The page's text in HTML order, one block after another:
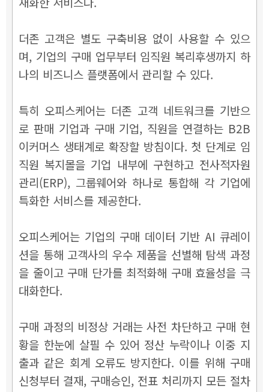
더존 고객은 별도 구축비용 없이 사용할 수 있으
며, 기업의 구매 업무부터 임직원 복리후생까지 하
나의 비즈니스 플랫폼에서 관리할 수 있다.
특히 오피스케어는 더존 고객 네트워크를 기반으
로 판매 기업과 구매 기업, 직원을 연결하는 B2B
이커머스 생태계로 확장할 방침이다. 첫 단계로 임
직원 복지몰을 기업 내부에 구현하고 전사적자원
관리(ERP), 그룹웨어와 하나로 통합해 각 기업에
특화한 서비스를 제공한다.
오피스케어는 기업의 구매 데이터 기반 AI 큐레이
션을 통해 고객사의 우수 제품을 선별해 탐색 과정
을 줄이고 구매 단가를 최적화해 구매 효율성을 극
대화한다.
구매 과정의 비정상 거래는 사전 차단하고 구매 현
황을 한눈에 살필 수 있어 정산 누락이나 이중 지
출과 같은 회계 오류도 방지한다. 이를 위해 구매
신청부터 결재, 구매승인, 전표 처리까지 모든 절차